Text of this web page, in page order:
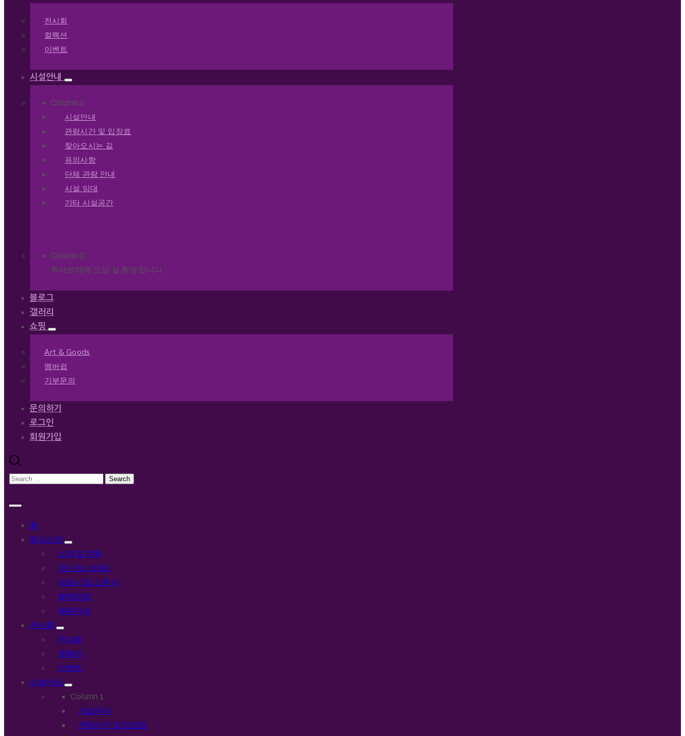
전시회
컬렉션
이벤트
시설안내
Column 1
시설안내
관람시간 및 입장료
찾아오시는 길
유의사항
단체 관람 안내
시설 임대
기타 시설공간
Column 2
루아르떼에 오실 걸 환영합니다.
블로그
갤러리
쇼핑
Art & Goods
멤버쉽
기부문의
문의하기
로그인
회원가입
홈
회사소개
소개 및 연혁
작가 및 스태프
파트너 및 스폰서
협력업체
채용안내
전시회
전시회
컬렉션
이벤트
시설안내
Column 1
시설안내
관람시간 및 입장료